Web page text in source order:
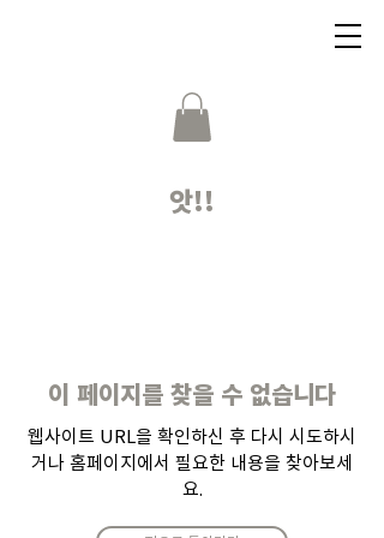
앗!!
이 페이지를 찾을 수 없습니다
웹사이트 URL을 확인하신 후 다시 시도하시
거나 홈페이지에서 필요한 내용을 찾아보세
요.